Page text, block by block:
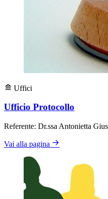
Uffici
Ufficio Protocollo
Referente: Dr.ssa Antonietta
Vai alla pagina